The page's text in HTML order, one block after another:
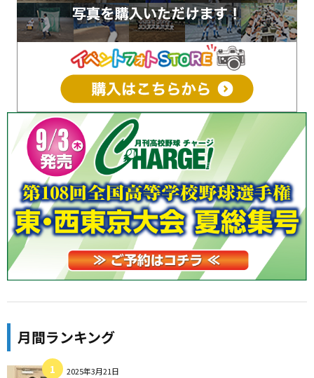
月間ランキング
2025年3月21日